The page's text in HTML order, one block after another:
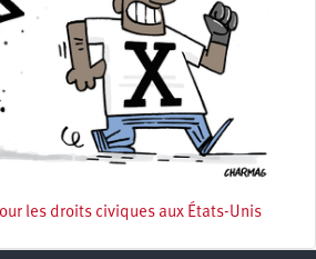
les droits civiques aux États-Unis